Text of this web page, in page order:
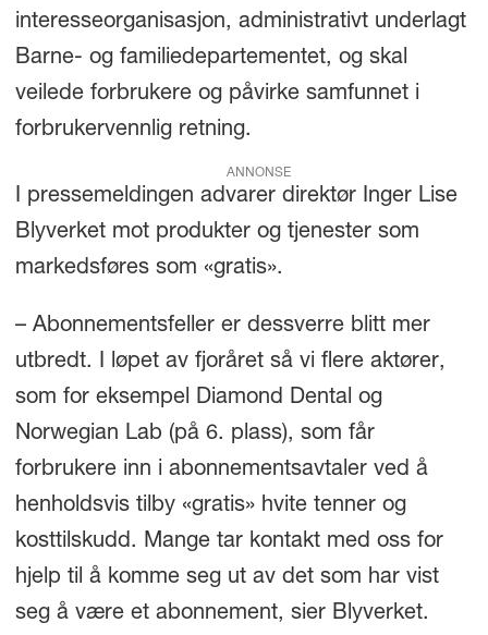
interesseorganisasjon, administrativt underlagt
Barne- og familiedepartementet, og skal
veilede forbrukere og påvirke samfunnet i
forbrukervennlig retning.
ANNONSE
I pressemeldingen advarer direktør Inger Lise
Blyverket mot produkter og tjenester som
markedsføres som «gratis».
– Abonnementsfeller er dessverre blitt mer
utbredt. I løpet av fjoråret så vi flere aktører,
som for eksempel Diamond Dental og
Norwegian Lab (på 6. plass), som får
forbrukere inn i abonnementsavtaler ved å
henholdsvis tilby «gratis» hvite tenner og
kosttilskudd. Mange tar kontakt med oss for
hjelp til å komme seg ut av det som har vist
seg å være et abonnement, sier Blyverket.